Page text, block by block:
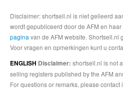
Disclaimer: shortsell.nl is niet gelieerd
wordt gepubliceerd door de AFM en
pagina van de AFM website. Shortsell.nl
Voor vragen en opmerkingen kunt u
ENGLISH Disclaimer: shortsell.nl is not
selling registers published by the AFM
For questions or remarks, please contact